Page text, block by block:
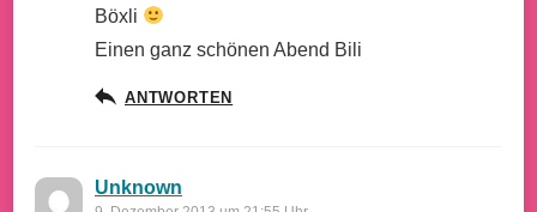
Böxli
Einen ganz schönen Abend Bili
ANTWORTEN
Unknown